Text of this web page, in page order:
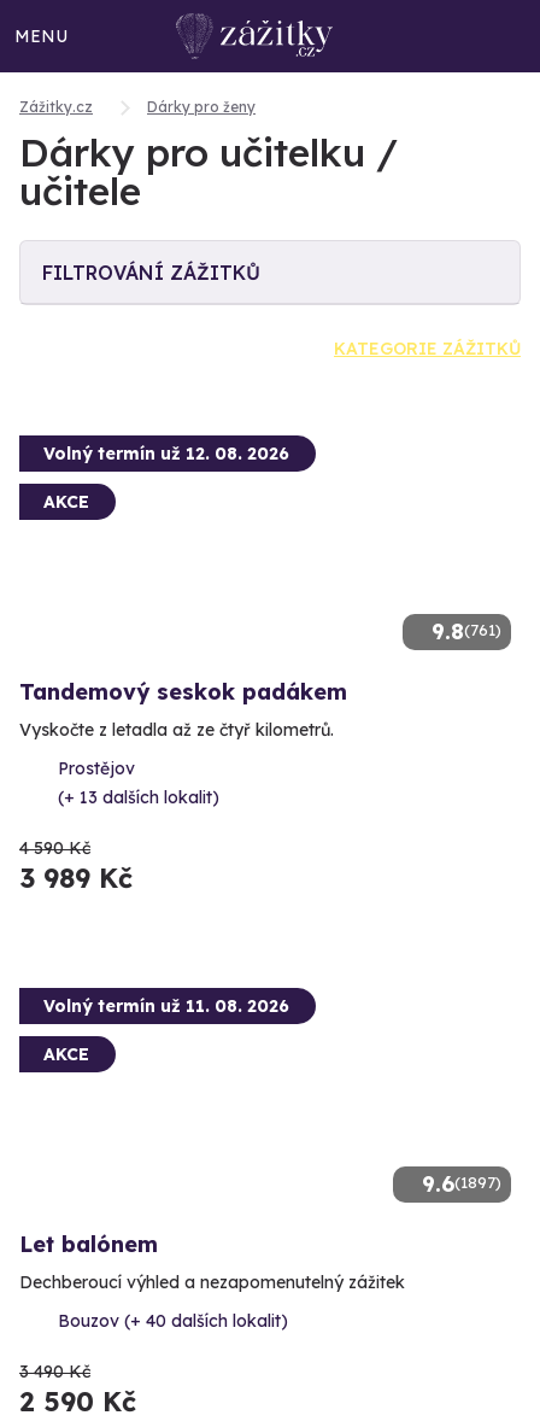
MENU
Zážitky.cz Dárky pro ženy
Dárky pro učitelku /
učitele
FILTROVÁNÍ ZÁŽITKŮ
KATEGORIE ZÁŽITKŮ
9.8(761)
Volný termín už 12. 08. 2026
AKCE
Tandemový seskok padákem
Vyskočte z letadla až ze čtyř kilometrů.
Prostějov
(+ 13 dalších lokalit)
4 590 Kč
3 989 Kč
9.6(1897)
Volný termín už 11. 08. 2026
AKCE
Let balónem
Dechberoucí výhled a nezapomenutelný zážitek
Bouzov (+ 40 dalších lokalit)
3 490 Kč
2 590 Kč